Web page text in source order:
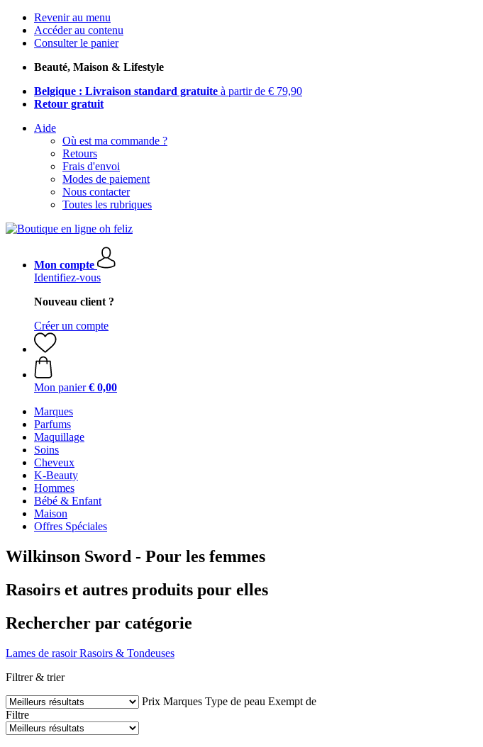
Revenir au menu
Accéder au contenu
Consulter le panier
Beauté, Maison & Lifestyle
Belgique : Livraison standard gratuite à partir de € 79,90
Retour gratuit
Aide
Où est ma commande ?
Retours
Frais d'envoi
Modes de paiement
Nous contacter
Toutes les rubriques
Mon compte
Identifiez-vous
Nouveau client ?
Créer un compte
Mon panier € 0,00
Marques
Parfums
Maquillage
Soins
Cheveux
K-Beauty
Hommes
Bébé & Enfant
Maison
Offres Spéciales
Wilkinson Sword - Pour les femmes
Rasoirs et autres produits pour elles
Rechercher par catégorie
Lames de rasoir Rasoirs & Tondeuses
Filtrer & trier
Prix Marques Type de peau Exempt de
Filtre